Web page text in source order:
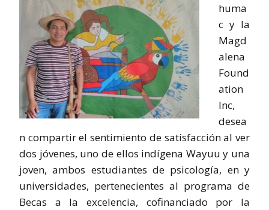
huma
c y la
Magd
alena
Found
ation
Inc,
desea
n compartir el sentimiento de satisfacción al ver
dos jóvenes, uno de ellos indígena Wayuu y una
joven, ambos estudiantes de psicología, en y
universidades, pertenecientes al programa de
Becas a la excelencia, cofinanciado por la